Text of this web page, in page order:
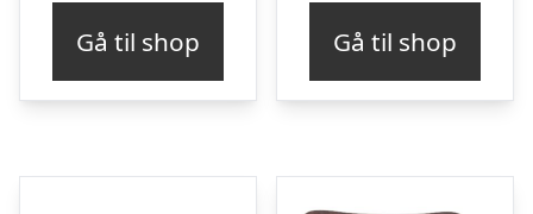
Gå til shop Gå til shop